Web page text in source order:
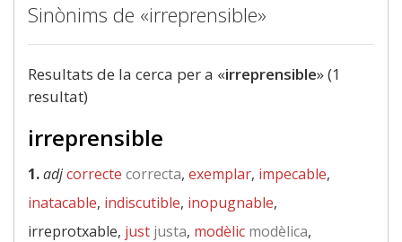
Sinònims de «irreprensible»
Resultats de la cerca per a «irreprensible» (1
resultat)
irreprensible
1.adjcorrecte correcta, exemplar, impecable,
inatacable, indiscutible, inopugnable,
irreprotxable, just justa, modèlic modèlica,